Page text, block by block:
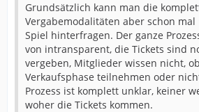
Grundsätzlich kann man die
Vergabemodalitäten aber schon mal
Spiel hinterfragen. Der ganze
von intransparent, die Tickets sind
vergeben, Mitglieder wissen nicht,
Verkaufsphase teilnehmen oder
Prozess ist komplett unklar, keiner
woher die Tickets kommen.